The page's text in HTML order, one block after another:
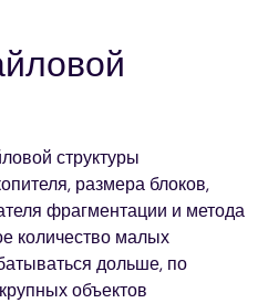
структуры
размера блоков,
фрагментации и метода
количество малых
дольше, по
объектов